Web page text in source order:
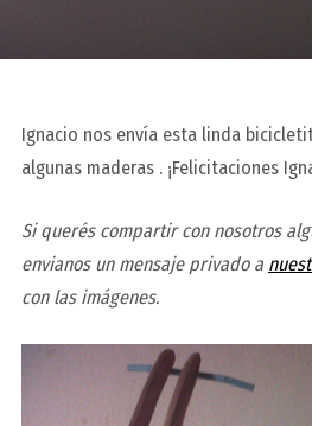
Ignacio nos envía esta linda
algunas maderas . ¡Felicitaciones
Si querés compartir con nosotros
envianos un mensaje privado a
con las imágenes.